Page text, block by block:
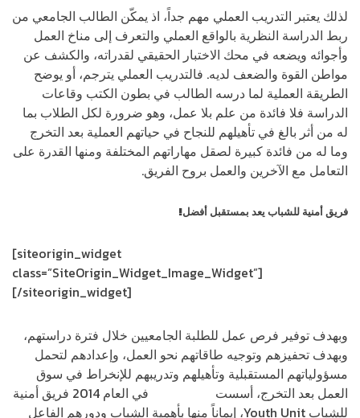
لذلك يعتبر التدريب العملي مهم جداً، اذ يمكّن الطالب الجامعي من
ربط الدراسة النظرية بالواقع العملي والتعرف إلى مناخ العمل
وأجوائه ويضعه في محك الاختبار الحقيقي لقدراته، والكشف عن
مواطن القوة والضعف لديه. فالتدريب العملي يترجم، أو يوضح
الطريقة العملية لما درسه الطالب في بطون الكتب وقاعات
الدراسة فلا فائدة من علم بلا عمل، وهو ضرورة لكل الطلاب بما
له من أثر بالغ في تأهيلهم للنجاح في حياتهم العملية بعد التخرج
وما له من فائدة كبيرة لصقل مهاراتهم المختلفة ومنها القدرة على
التعامل مع الآخرين والعمل بروح الفريق.
فريق أمنية للشباب يعد بمستقبل أفضل!
[siteorigin_widget
class=”SiteOrigin_Widget_Image_Widget”]
[/siteorigin_widget]
وبهدف توفير فرص عمل للطلبة الجامعيين خلال فترة دراستهم،
وبهدف تحفيزهم وتوجيه طاقاتهم نحو العمل، وإعدادهم لتحمل
مسؤولياتهم المستقبلية وتأهيلهم وتدريبهم للإنخراط في سوق
العمل بعد التخرج، أسست
في العام 2014 فريق أمنية
للشباب Youth Unit، إيماناً منها بأهمية الشباب ودورهم الفاعل